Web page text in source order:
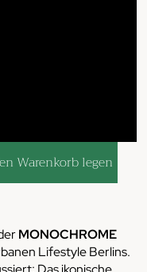
Warenkorb legen
MONOCHROME
Lifestyle Berlins.